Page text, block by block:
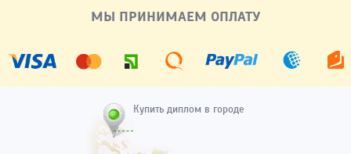
МЫ ПРИНИМАЕМ ОПЛАТУ
Купить диплом в городе